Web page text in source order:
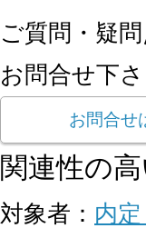
ご質問・疑
お問合せ下さ
お問合せ
関連性の
対象者： 内